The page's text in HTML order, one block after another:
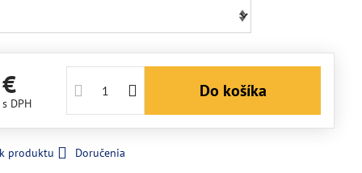
s DPH
Do košíka
produktu Doručenia